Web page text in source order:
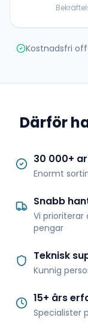
Kostnadsfri
Därför
30 000+
Enormt
Snabb
Vi
pengar
Teknisk
Kunnig
15+ års
Specialister